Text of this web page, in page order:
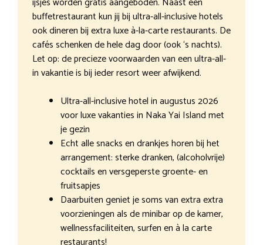
buffetrestaurant kun jij bij ultra-all-inclusive hotels
ook dineren bij extra luxe à-la-carte restaurants. De
cafés schenken de hele dag door (ook ‘s nachts).
Let op: de precieze voorwaarden van een ultra-all-
in vakantie is bij ieder resort weer afwijkend.
Ultra-all-inclusive hotel in augustus 2026
voor luxe vakanties in Naka Yai Island met
je gezin
Echt alle snacks en drankjes horen bij het
arrangement: sterke dranken, (alcoholvrije)
cocktails en versgeperste groente- en
fruitsapjes
Daarbuiten geniet je soms van extra extra
voorzieningen als de minibar op de kamer,
wellnessfaciliteiten, surfen en à la carte